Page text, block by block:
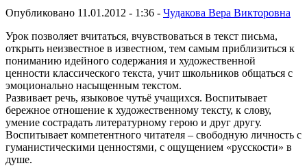
Опубликовано 11.01.2012 - 1:36 - Чудакова Вера Викторовна
Урок позволяет вчитаться, вчувствоваться в текст письма,
открыть неизвестное в известном, тем самым приблизиться к
пониманию идейного содержания и художественной
ценности классического текста, учит школьников общаться с
эмоционально насыщенным текстом.
Развивает речь, языковое чутьё учащихся. Воспитывает
бережное отношение к художественному тексту, к слову,
умение сострадать литературному герою и друг другу.
Воспитывает компетентного читателя – свободную личность с
гуманистическими ценностями, с ощущением «русскости» в
душе.